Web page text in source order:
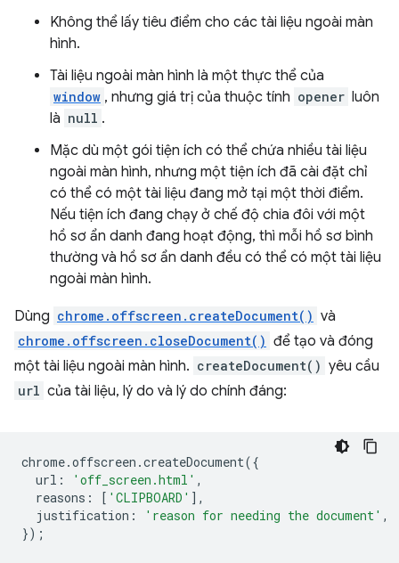
Không thể lấy tiêu điểm cho các tài liệu ngoài màn
hình.
Tài liệu ngoài màn hình là một thực thể của
window , nhưng giá trị của thuộc tính opener luôn
là null .
Mặc dù một gói tiện ích có thể chứa nhiều tài liệu
ngoài màn hình, nhưng một tiện ích đã cài đặt chỉ
có thể có một tài liệu đang mở tại một thời điểm.
Nếu tiện ích đang chạy ở chế độ chia đôi với một
hồ sơ ẩn danh đang hoạt động, thì mỗi hồ sơ bình
thường và hồ sơ ẩn danh đều có thể có một tài liệu
ngoài màn hình.
Dùng chrome.offscreen.createDocument() và
chrome.offscreen.closeDocument() để tạo và đóng
một tài liệu ngoài màn hình. createDocument() yêu cầu
url của tài liệu, lý do và lý do chính đáng:
chrome.offscreen .createDocument({
url : 'off_screen.html' ,
reasons : [ 'CLIPBOARD' ],
justification : 'reason for needing the document' ,
});